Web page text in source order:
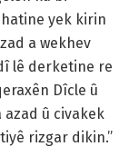
yek kirin
a wekhev
lê derketine re
Dîcle û
azad û civakek
rizgar dikin.”